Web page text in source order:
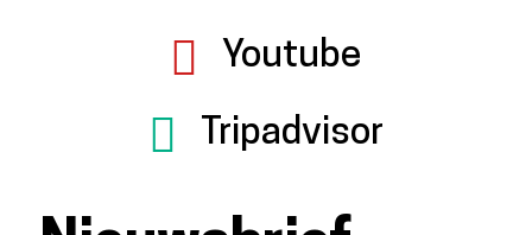
Youtube
Tripadvisor